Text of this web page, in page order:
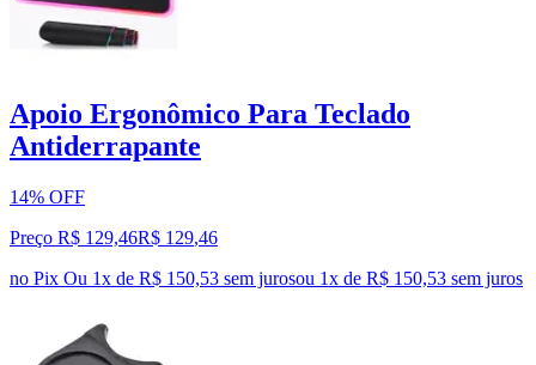
Apoio Ergonômico Para Teclado
Antiderrapante
14% OFF
Preço R$ 129,46R$ 129,46
no Pix Ou 1x de R$ 150,53 sem jurosou 1x de R$ 150,53 sem juros